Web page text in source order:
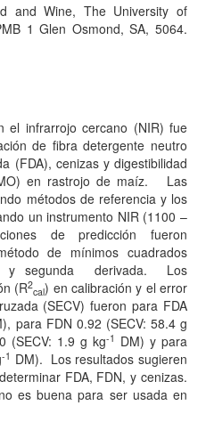
and Wine, The University of
1 Glen Osmond, SA, 5064.
el infrarrojo cercano (NIR) fue
de fibra detergente neutro
(FDA), cenizas y digestibilidad
en rastrojo de maíz. Las
métodos de referencia y los
un instrumento NIR (1100 –
de predicción fueron
de mínimos cuadrados
y segunda derivada. Los
(R2
cal) en calibración y el error
(SECV) fueron para FDA
para FDN 0.92 (SECV: 58.4 g
(SECV: 1.9 g kg-1 DM) y para
-1 DM). Los resultados sugieren
FDA, FDN, y cenizas.
es buena para ser usada en